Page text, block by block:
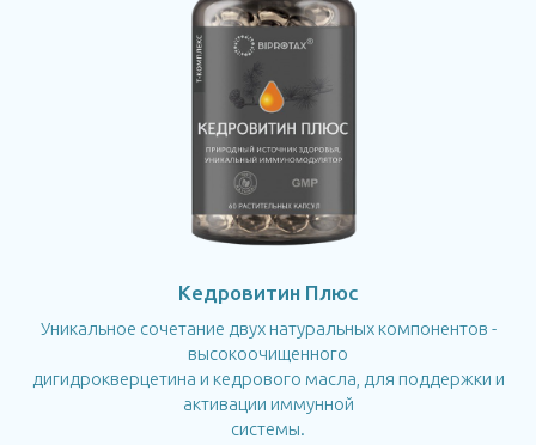
Кедровитин Плюс
Уникальное сочетание двух натуральных компонентов -
высокоочищенного
дигидрокверцетина и кедрового масла, для поддержки и
активации иммунной
системы.